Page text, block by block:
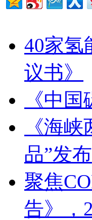
40家氢
议书》
《中
《海
品”发布
聚焦
告》，